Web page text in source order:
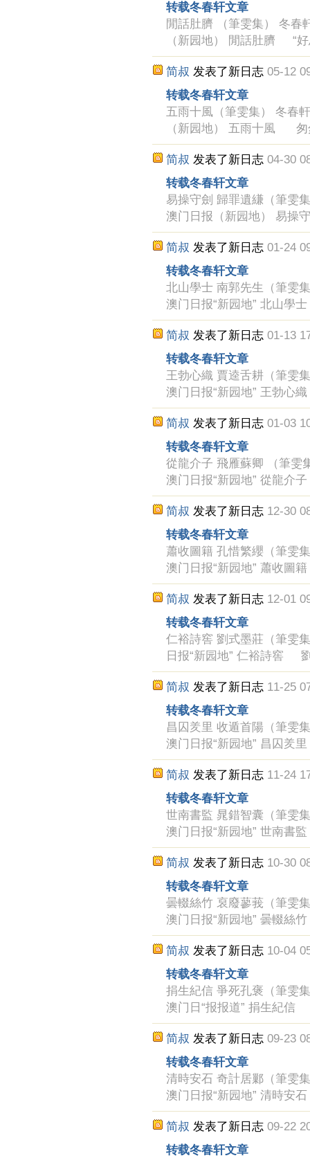
转载冬春轩文章
閒話肚臍 （筆雯集） 冬春
（新园地） 閒話肚臍 “
简叔 发表了新日志 05-12
转载冬春轩文章
五雨十風（筆雯集） 冬春
（新园地） 五雨十風 匆
简叔 发表了新日志 04-30
转载冬春轩文章
易操守劍 歸罪遺縑（筆雯
澳门日报（新园地） 易
简叔 发表了新日志 01-24
转载冬春轩文章
北山學士 南郭先生（筆雯
澳门日报“新园地” 北山學
简叔 发表了新日志 01-13
转载冬春轩文章
王勃心織 賈逵舌耕（筆雯
澳门日报“新园地” 王勃心
简叔 发表了新日志 01-03
转载冬春轩文章
從龍介子 飛雁蘇卿 （筆雯
澳门日报“新园地” 從龍
简叔 发表了新日志 12-30
转载冬春轩文章
蕭收圖籍 孔惜繁纓（筆雯
澳门日报“新园地” 蕭收
简叔 发表了新日志 12-01
转载冬春轩文章
仁裕詩窖 劉式墨莊（筆雯
日报“新园地” 仁裕詩窖
简叔 发表了新日志 11-25
转载冬春轩文章
昌囚羑里 收遁首陽（筆雯
澳门日报“新园地” 昌囚
简叔 发表了新日志 11-24
转载冬春轩文章
世南書監 晁錯智囊（筆雯
澳门日报“新园地” 世南
简叔 发表了新日志 10-30
转载冬春轩文章
曇輟絲竹 裒廢蓼莪（筆雯
澳门日报“新园地” 曇輟
简叔 发表了新日志 10-04
转载冬春轩文章
捐生紀信 爭死孔褒（筆雯
澳门日“报报道” 捐生紀
简叔 发表了新日志 09-23
转载冬春轩文章
清時安石 奇計居鄛（筆雯
澳门日报“新园地” 清時
简叔 发表了新日志 09-22
转载冬春轩文章